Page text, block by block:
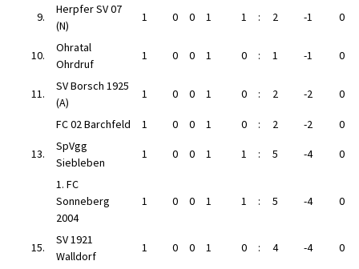
9.
Herpfer SV 07
(N)
1 0 0 1 1 : 2 -1 0
10.
Ohratal
Ohrdruf
1 0 0 1 0 : 1 -1 0
11.
SV Borsch 1925
(A)
1 0 0 1 0 : 2 -2 0
FC 02 Barchfeld 1 0 0 1 0 : 2 -2 0
13.
SpVgg
Siebleben
1 0 0 1 1 : 5 -4 0
1. FC
Sonneberg
2004
1 0 0 1 1 : 5 -4 0
15.
SV 1921
Walldorf
1 0 0 1 0 : 4 -4 0